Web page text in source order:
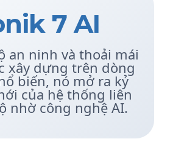
7 AI
an ninh và thoải mái
xây dựng trên dòng
biến, nó mở ra kỷ
của hệ thống liên
nhờ công nghệ AI.